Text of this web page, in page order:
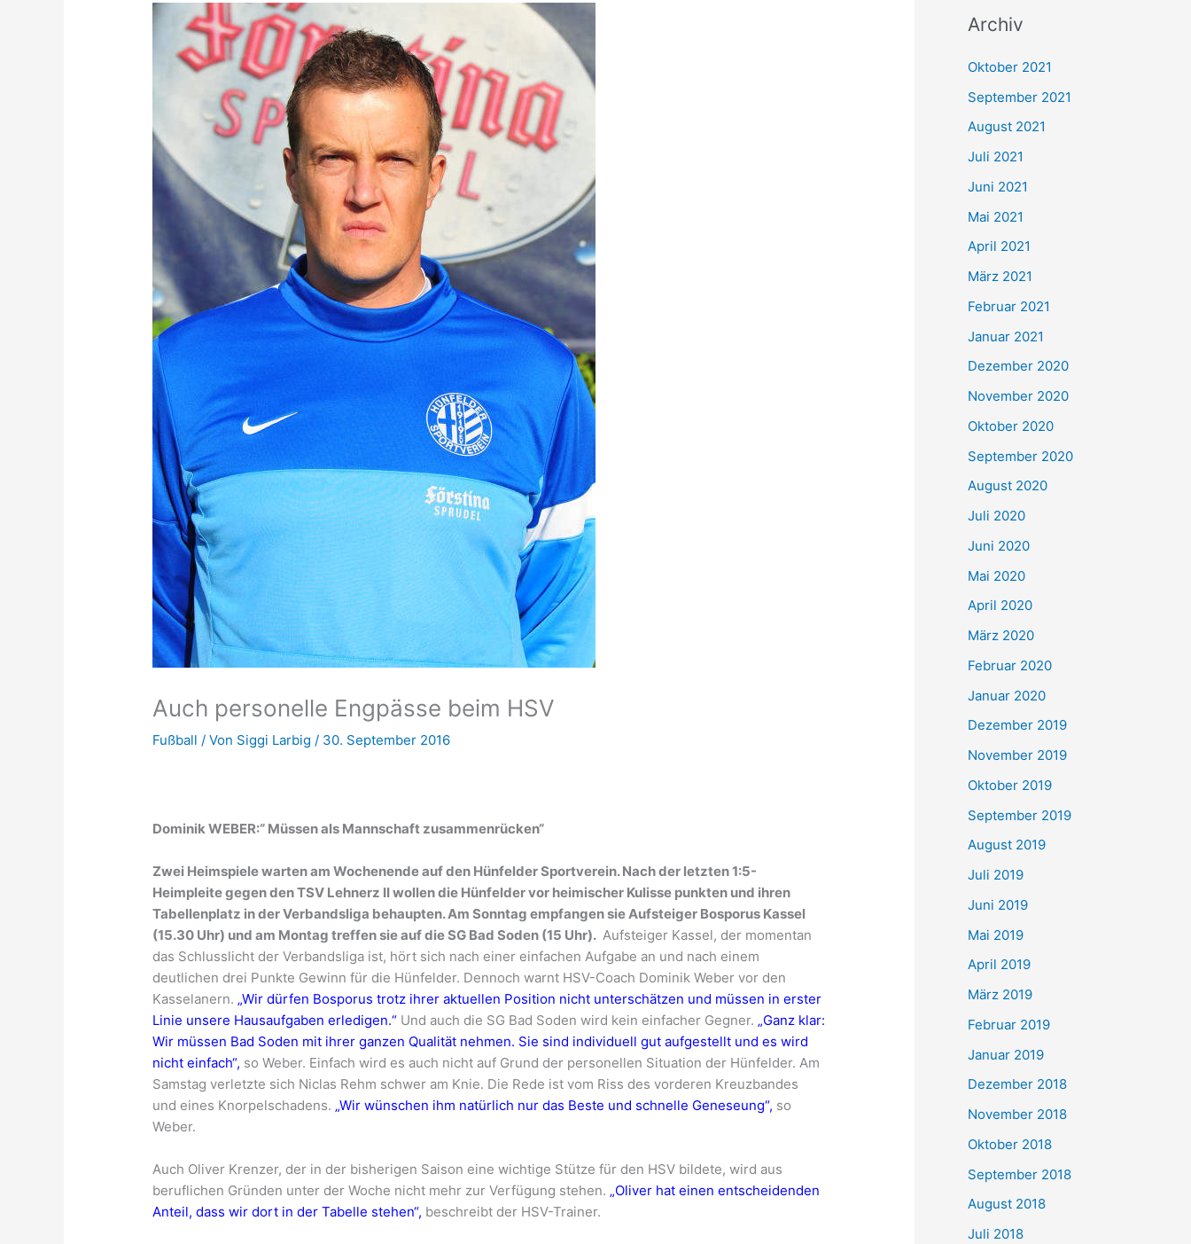
Auch personelle Engpässe beim HSV
Fußball / Von Siggi Larbig/ 30. September 2016
Dominik WEBER:“ Müssen als Mannschaft zusammenrücken“
Zwei Heimspiele warten am Wochenende auf den Hünfelder Sportverein. Nach der letzten 1:5-
Heimpleite gegen den TSV Lehnerz II wollen die Hünfelder vor heimischer Kulisse punkten und ihren
Tabellenplatz in der Verbandsliga behaupten. Am Sonntag empfangen sie Aufsteiger Bosporus Kassel
(15.30 Uhr) und am Montag treffen sie auf die SG Bad Soden (15 Uhr). Aufsteiger Kassel, der momentan
das Schlusslicht der Verbandsliga ist, hört sich nach einer einfachen Aufgabe an und nach einem
deutlichen drei Punkte Gewinn für die Hünfelder. Dennoch warnt HSV-Coach Dominik Weber vor den
Kasselanern. „Wir dürfen Bosporus trotz ihrer aktuellen Position nicht unterschätzen und müssen in erster
Linie unsere Hausaufgaben erledigen.“ Und auch die SG Bad Soden wird kein einfacher Gegner. „Ganz klar:
Wir müssen Bad Soden mit ihrer ganzen Qualität nehmen. Sie sind individuell gut aufgestellt und es wird
nicht einfach“, so Weber. Einfach wird es auch nicht auf Grund der personellen Situation der Hünfelder. Am
Samstag verletzte sich Niclas Rehm schwer am Knie. Die Rede ist vom Riss des vorderen Kreuzbandes
und eines Knorpelschadens. „Wir wünschen ihm natürlich nur das Beste und schnelle Geneseung“, so
Weber.
Auch Oliver Krenzer, der in der bisherigen Saison eine wichtige Stütze für den HSV bildete, wird aus
beruflichen Gründen unter der Woche nicht mehr zur Verfügung stehen. „Oliver hat einen entscheidenden
Anteil, dass wir dort in der Tabelle stehen“, beschreibt der HSV-Trainer.
h
e
n
h
:
Archiv
Oktober 2021
September 2021
August 2021
Juli 2021
Juni 2021
Mai 2021
April 2021
März 2021
Februar 2021
Januar 2021
Dezember 2020
November 2020
Oktober 2020
September 2020
August 2020
Juli 2020
Juni 2020
Mai 2020
April 2020
März 2020
Februar 2020
Januar 2020
Dezember 2019
November 2019
Oktober 2019
September 2019
August 2019
Juli 2019
Juni 2019
Mai 2019
April 2019
März 2019
Februar 2019
Januar 2019
Dezember 2018
November 2018
Oktober 2018
September 2018
August 2018
Juli 2018